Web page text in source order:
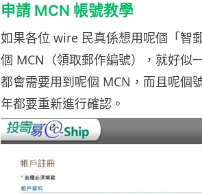
申請 MCN 帳號教學
如果各位 wire 民真係想用呢個「智
個 MCN（領取郵作編號），就好似
都會需要用到呢個 MCN，而且呢個
年都要重新進行確認。